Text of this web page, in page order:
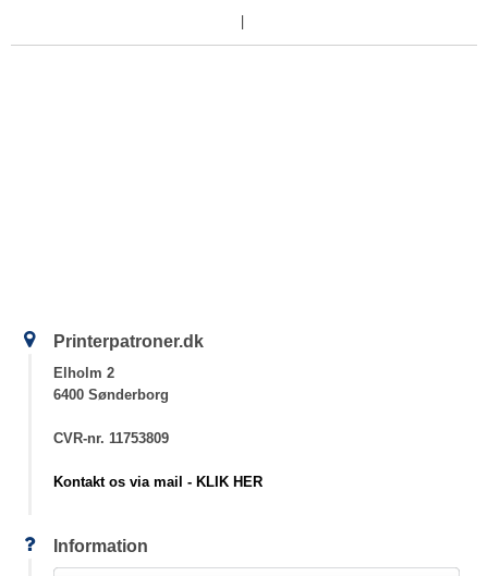
Printerpatroner.dk
Elholm 2
6400 Sønderborg
CVR-nr. 11753809
Kontakt os via mail - KLIK HER
Information